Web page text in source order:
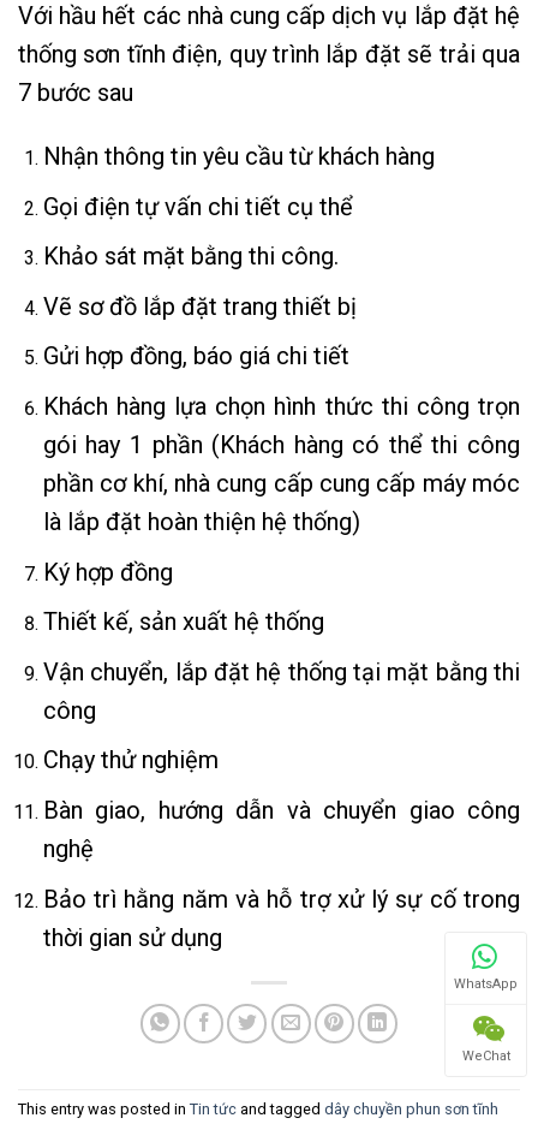
Với hầu hết các nhà cung cấp dịch vụ lắp đặt hệ
thống sơn tĩnh điện, quy trình lắp đặt sẽ trải qua
7 bước sau
Nhận thông tin yêu cầu từ khách hàng
Gọi điện tự vấn chi tiết cụ thể
Khảo sát mặt bằng thi công.
Vẽ sơ đồ lắp đặt trang thiết bị
Gửi hợp đồng, báo giá chi tiết
Khách hàng lựa chọn hình thức thi công trọn
gói hay 1 phần (Khách hàng có thể thi công
phần cơ khí, nhà cung cấp cung cấp máy móc
là lắp đặt hoàn thiện hệ thống)
Ký hợp đồng
Thiết kế, sản xuất hệ thống
Vận chuyển, lắp đặt hệ thống tại mặt bằng thi
công
Chạy thử nghiệm
Bàn giao, hướng dẫn và chuyển giao công
nghệ
Bảo trì hằng năm và hỗ trợ xử lý sự cố trong
thời gian sử dụng
This entry was posted in Tin tức and tagged dây chuyền phun sơn tĩnh
WhatsApp
WeChat